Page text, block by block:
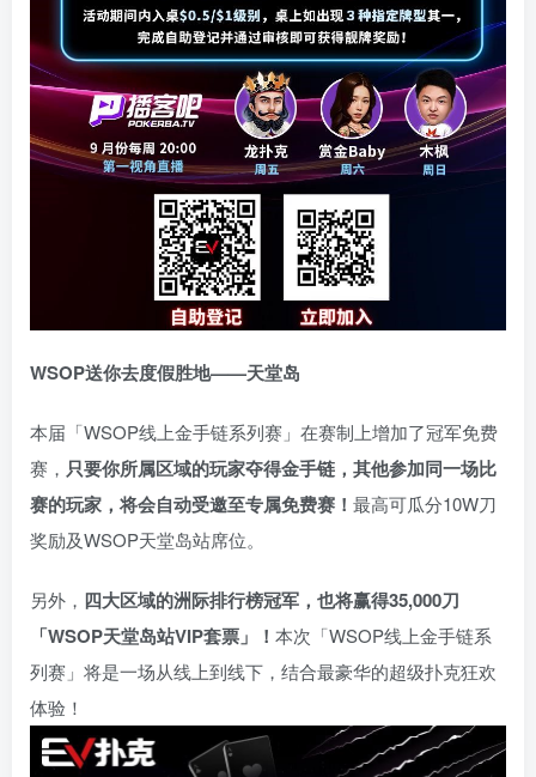
WSOP送你去度假胜地——天堂岛
本届「WSOP线上金手链系列赛」在赛制上增加了冠军免费
赛， 只要你所属区域的玩家夺得金手链，其他参加同一场比
赛的玩家，将会自动受邀至专属免费赛！ 最高可瓜分10W刀
奖励及WSOP天堂岛站席位。
另外， 四大区域的洲际排行榜冠军，也将赢得35,000刀
「WSOP天堂岛站VIP套票」！ 本次「WSOP线上金手链系
列赛」将是一场从线上到线下，结合最豪华的超级扑克狂欢
体验！